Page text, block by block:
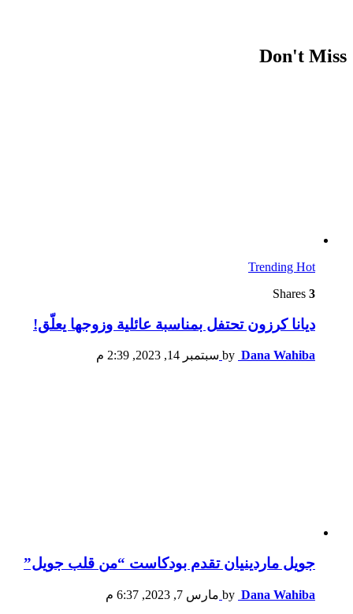
Don't Miss
Trending Hot
3
ديانا كرزون تحتفل بمناسبة عائلية وزوجها يعلّق!
by Dana Wahiba سبتمبر 14, 2023, 2:39 م
جويل ماردينيان تقدم بودكاست “من قلب جويل”
by Dana Wahiba مارس 7, 2023, 6:37 م